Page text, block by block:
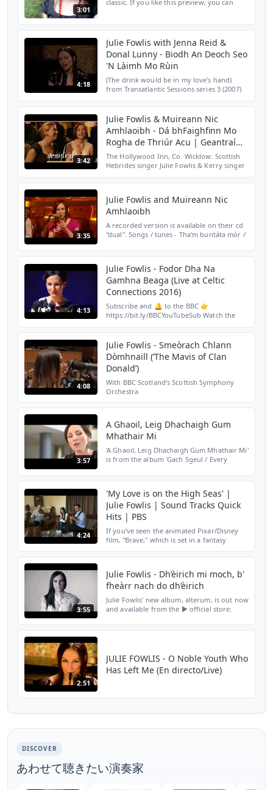
3:01
classic. If you like this preview, you can
4:18
Julie Fowlis with Jenna Reid &
Donal Lunny - Biodh An Deoch Seo
'N Làimh Mo Rùin
(The drink would be in my love's hand)
from Transatlantic Sessions series 3 (2007)
guitar - Russ Barenberg
3:42
Julie Fowlis & Muireann Nic
Amhlaoibh - Dá bhFaighfinn Mo
Rogha de Thriúr Acu | Geantraí
2009 | TG4
The Hollywood Inn, Co. Wicklow: Scottish
Hebrides singer Julie Fowlis & Kerry singer
3:35
Julie Fowlis and Muireann Nic
Amhlaoibh
A recorded version is available on their cd
"dual". Songs / tunes - Tha'm buntáta mór /
4:13
Julie Fowlis - Fodor Dha Na
Gamhna Beaga (Live at Celtic
Connections 2016)
Subscribe and 🔔 to the BBC 👉
https://bit.ly/BBCYouTubeSub Watch the
Radio 2 and Celtic Connections with Mark...
4:08
Julie Fowlis - Smeòrach Chlann
Dòmhnaill (‘The Mavis of Clan
Donald’)
With BBC Scotland’s Scottish Symphony
Orchestra
3:57
A Ghaoil, Leig Dhachaigh Gum
Mhathair Mi
'A Ghaoil, Leig Dhachaigh Gum Mhathair Mi'
is from the album 'Gach Sgeul / Every
4:24
'My Love is on the High Seas' |
Julie Fowlis | Sound Tracks Quick
Hits | PBS
If you've seen the animated Pixar/Disney
film, "Brave," which is set in a fantasy
3:55
Julie Fowlis - Dh’èirich mi moch, b'
fheàrr nach do dh’èirich
Julie Fowlis' new album, alterum, is out now
and available from the ► official store:
2:51
JULIE FOWLIS - O Noble Youth Who
Has Left Me (En directo/Live)
DISCOVER
あわせて聴きたい演奏家